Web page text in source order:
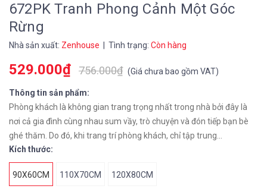
672PK Tranh Phong Cảnh Một Góc
Rừng
Nhà sản xuất: Zenhouse | Tình trạng: Còn hàng
529.000₫ 756.000₫ (Giá chưa bao gồm VAT)
Thông tin sản phẩm:
Phòng khách là không gian trang trọng nhất trong nhà bởi đây là
nơi cả gia đình cùng nhau sum vầy, trò chuyện và đón tiếp bạn bè
ghé thăm. Do đó, khi trang trí phòng khách, chỉ tập trung...
Kích thước:
90X60CM 110X70CM 120X80CM